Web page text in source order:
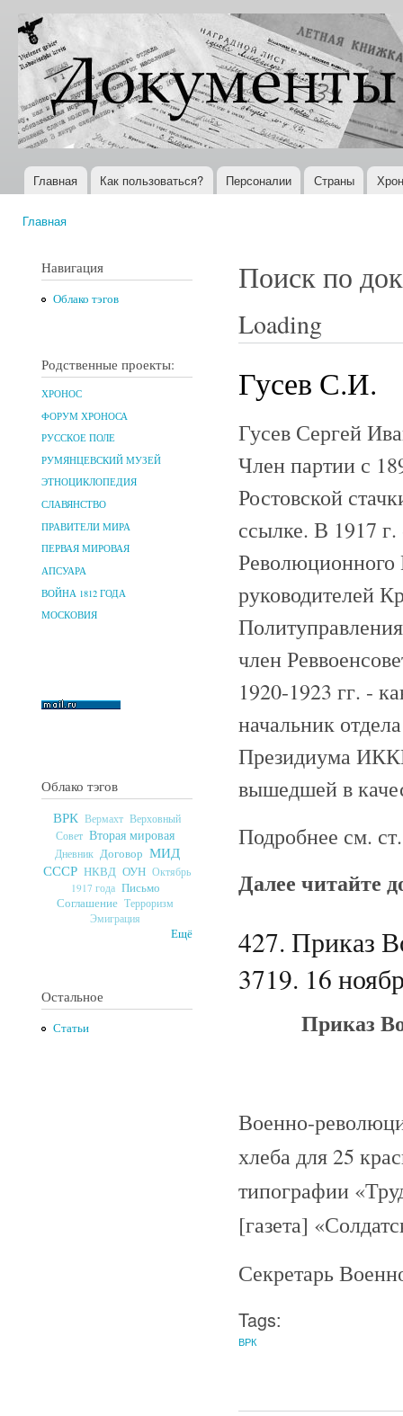
Документы
XX века
Всемирная
история в
Интернете
Главное меню
Главная Как пользоваться? Персоналии Страны
Главная
Навигация
Облако тэгов
Родственные проекты:
ХРОНОС
ФОРУМ ХРОНОСА
РУССКОЕ ПОЛЕ
РУМЯНЦЕВСКИЙ МУЗЕЙ
ЭТНОЦИКЛОПЕДИЯ
СЛАВЯНСТВО
ПРАВИТЕЛИ МИРА
ПЕРВАЯ МИРОВАЯ
АПСУАРА
ВОЙНА 1812 ГОДА
МОСКОВИЯ
Облако тэгов
ВРК Вермахт Верховный
Совет Вторая мировая
Дневник Договор МИД
СССР НКВД ОУН Октябрь
1917 года Письмо
Соглашение Терроризм
Эмиграция
Ещё
Остальное
Статьи
Поиск по
Loading
Гусев С.И.
Гусев Сергей
Член партии с
Ростовской
ссылке. В 1917
Революционного
руководителей
член
1920-1923 гг. -
начальник
Президиума
вышедшей в
Подробнее см.
Далее читайте
427. Приказ
3719. 16
Приказ
Военно-
хлеба для 25
типографии
[газета]
Секретарь
Tags:
ВРК